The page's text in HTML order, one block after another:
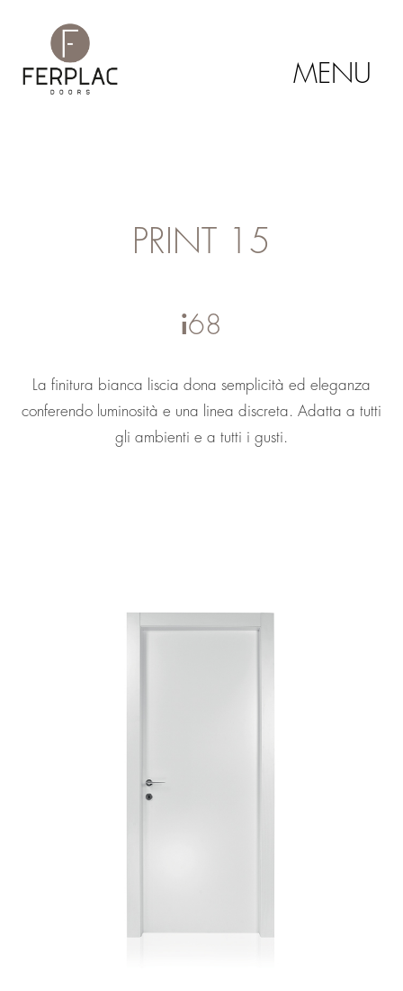
MENU
PRINT 15
i68
La finitura bianca liscia dona semplicità ed eleganza
conferendo luminosità e una linea discreta. Adatta a tutti
gli ambienti e a tutti i gusti.